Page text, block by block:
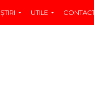
ŞTIRI UTILE